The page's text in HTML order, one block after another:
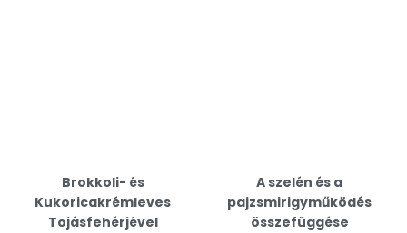
Brokkoli- és
Kukoricakrémleves
Tojásfehérjével
A szelén és a
pajzsmirigyműködés
összefüggése